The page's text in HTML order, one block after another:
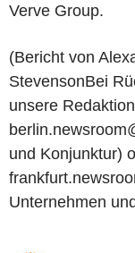
Verve Group.
(Bericht von
StevensonBei
unsere
und Konjunktur)
Unternehmen